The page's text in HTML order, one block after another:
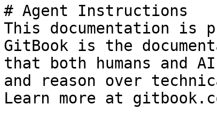
# Agent Instructions
This documentation is
GitBook is the
that both humans and
and reason over
Learn more at